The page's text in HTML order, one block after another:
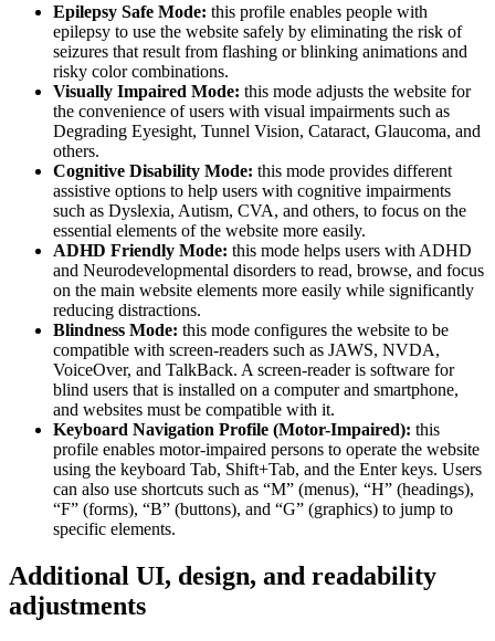
Epilepsy Safe Mode: this profile enables people with
epilepsy to use the website safely by eliminating the risk of
seizures that result from flashing or blinking animations and
risky color combinations.
Visually Impaired Mode: this mode adjusts the website for
the convenience of users with visual impairments such as
Degrading Eyesight, Tunnel Vision, Cataract, Glaucoma, and
others.
Cognitive Disability Mode: this mode provides different
assistive options to help users with cognitive impairments
such as Dyslexia, Autism, CVA, and others, to focus on the
essential elements of the website more easily.
ADHD Friendly Mode: this mode helps users with ADHD
and Neurodevelopmental disorders to read, browse, and focus
on the main website elements more easily while significantly
reducing distractions.
Blindness Mode: this mode configures the website to be
compatible with screen-readers such as JAWS, NVDA,
VoiceOver, and TalkBack. A screen-reader is software for
blind users that is installed on a computer and smartphone,
and websites must be compatible with it.
Keyboard Navigation Profile (Motor-Impaired): this
profile enables motor-impaired persons to operate the website
using the keyboard Tab, Shift+Tab, and the Enter keys. Users
can also use shortcuts such as “M” (menus), “H” (headings),
“F” (forms), “B” (buttons), and “G” (graphics) to jump to
specific elements.
Additional UI, design, and readability
adjustments